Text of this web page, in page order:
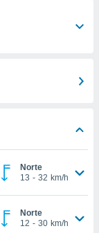
Norte
13 - 32 km/h
Norte
12 - 30 km/h